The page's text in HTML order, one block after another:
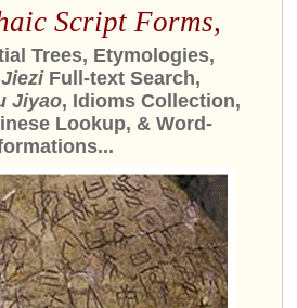
Script Forms,
Trees, Etymologies,
Full-text Search,
Jiyao, Idioms Collection,
Lookup, & Word-